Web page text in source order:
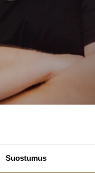
Suostumus